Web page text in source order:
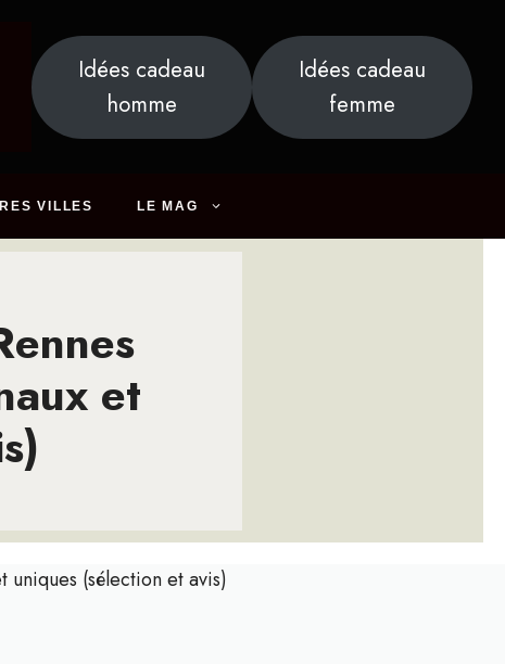
Idées cadeau
homme
Idées cadeau
femme
VILLES LE MAG
et
uniques (sélection et avis)